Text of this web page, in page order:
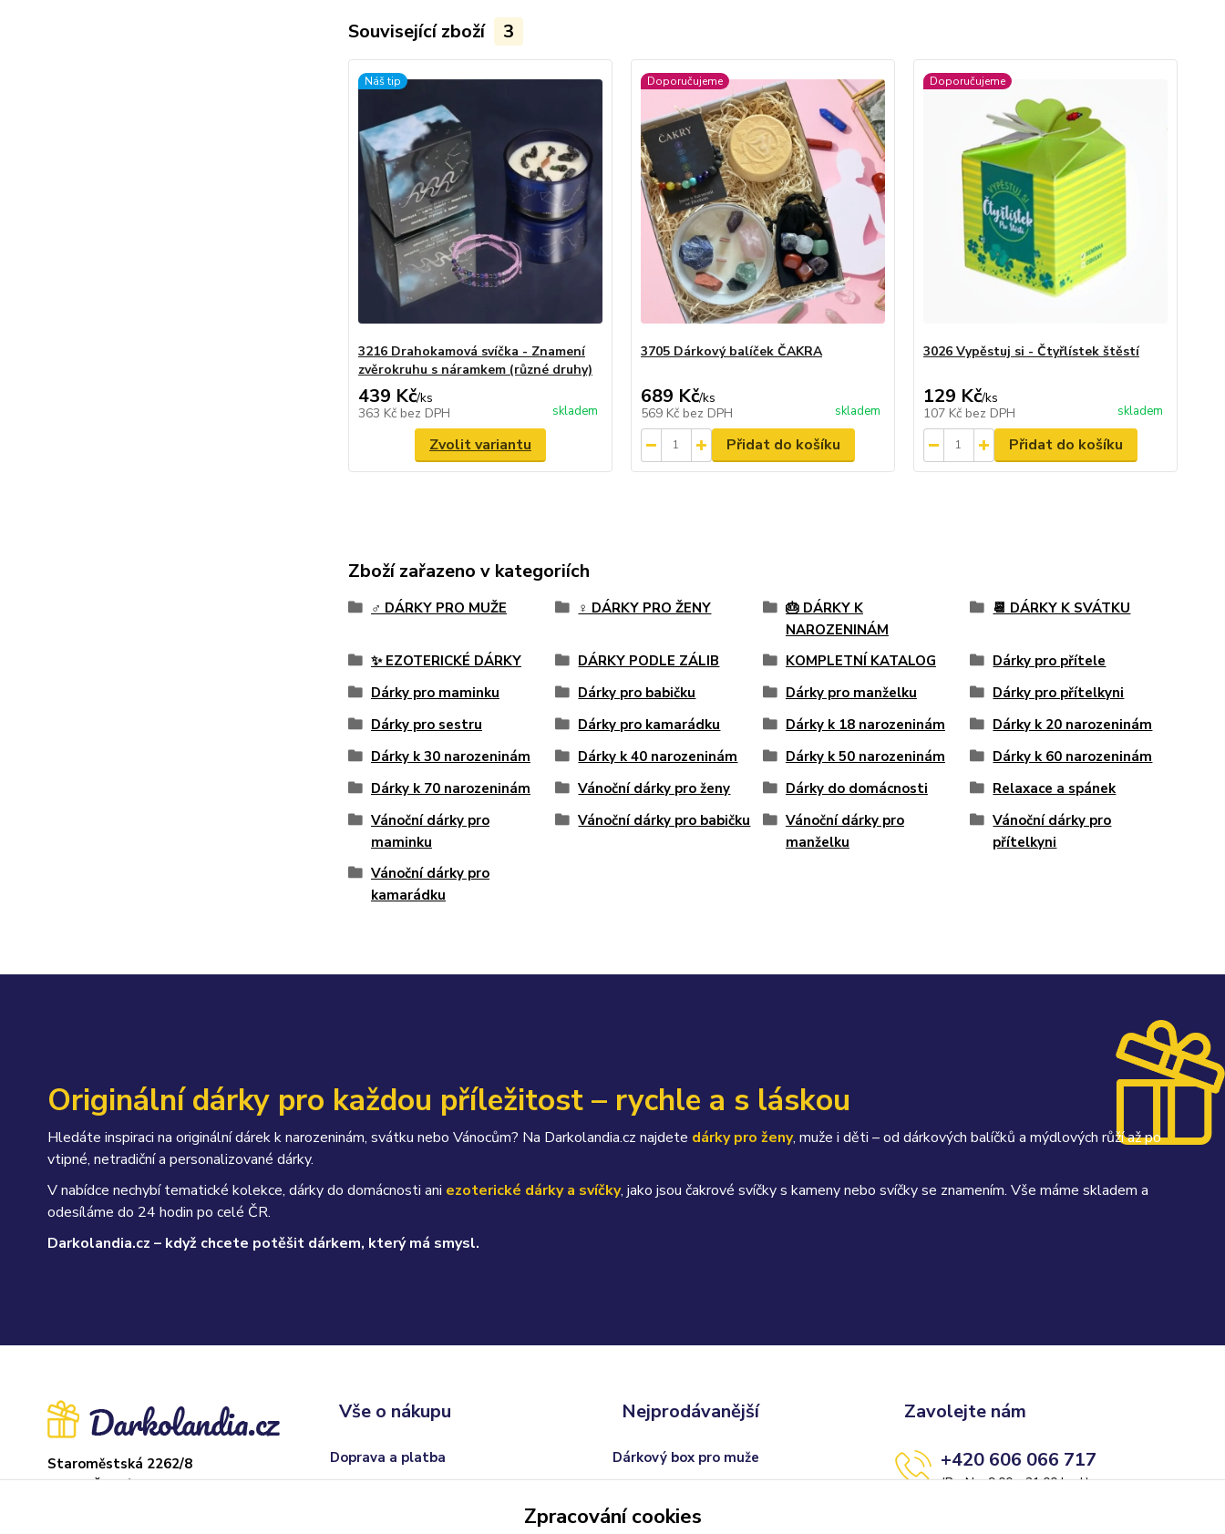
Související zboží 3
Náš tip
3216 Drahokamová svíčka - Znamení
zvěrokruhu s náramkem (různé druhy)
439 Kč/ks
363 Kč bez DPH skladem
Zvolit variantu
Doporučujeme
3705 Dárkový balíček ČAKRA
689 Kč/ks
569 Kč bez DPH skladem
Přidat do košíku
Doporučujeme
3026 Vypěstuj si - Čtyřlístek štěstí
129 Kč/ks
107 Kč bez DPH skladem
Přidat do košíku
Zboží zařazeno v kategoriích
♂️ DÁRKY PRO MUŽE ♀️ DÁRKY PRO ŽENY
🎂 DÁRKY K
NAROZENINÁM
📆 DÁRKY K SVÁTKU
✨ EZOTERICKÉ DÁRKY DÁRKY PODLE ZÁLIB KOMPLETNÍ KATALOG
Dárky pro přítele
Dárky pro maminku
Dárky pro babičku Dárky pro manželku
Dárky pro přítelkyni
Dárky pro sestru
Dárky pro kamarádku Dárky k 18 narozeninám
Dárky k 20 narozeninám
Dárky k 30 narozeninám
Dárky k 40 narozeninám Dárky k 50 narozeninám
Dárky k 60 narozeninám
Dárky k 70 narozeninám
Vánoční dárky pro ženy Dárky do domácnosti
Relaxace a spánek
Vánoční dárky pro
maminku
Vánoční dárky pro babičku
Vánoční dárky pro
manželku
Vánoční dárky pro
přítelkyni
Vánoční dárky pro
kamarádku
Originální dárky pro každou příležitost – rychle a s láskou
Hledáte inspiraci na originální dárek k narozeninám, svátku nebo Vánocům? Na Darkolandia.cz najdete dárky pro ženy, muže i děti – od dárkových balíčků a mýdlových růží až po
vtipné, netradiční a personalizované dárky.
V nabídce nechybí tematické kolekce, dárky do domácnosti ani ezoterické dárky a svíčky, jako jsou čakrové svíčky s kameny nebo svíčky se znamením. Vše máme skladem a
odesíláme do 24 hodin po celé ČR.
Darkolandia.cz – když chcete potěšit dárkem, který má smysl.
Staroměstská 2262/8
37004 České Budějovice
Vše o nákupu
Doprava a platba
Nejprodávanější
Dárkový box pro muže
Zavolejte nám
+420 606 066 717
(Po-Ne, 9:00 - 21:00 hod.)
Zpracování cookies